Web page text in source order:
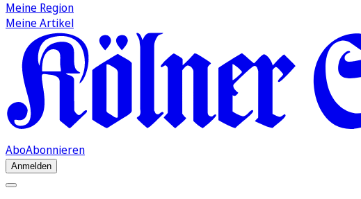
Meine Region
Meine Artikel
AboAbonnieren
Anmelden